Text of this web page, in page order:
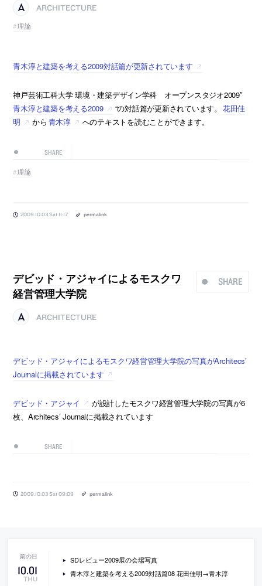
ARCHITECTURE
理論
青木淳と建築を考える2009対話篇が更新されています
神戸芸術工科大学 環境・建築デザイン学科 オープンスタジオ2009″
青木淳と建築を考える2009
“の対話篇が更新されています。 花田佳
明
から 青木淳 へのテキストを読むことができます。
SHARE
理論
2009.10.03 Sat 11:17 permalink
SHARE
デビッド・アジャイによるモスクワ
経営管理大学院
ARCHITECTURE
デビッド・アジャイによるモスクワ経営管理大学院の写真がArchitecs’
Journalに掲載されています
デビッド・アジャイ
が設計したモスクワ経営管理大学院の写真が6
枚、Architecs’ Journalに掲載されています
SHARE
2009.10.03 Sat 09:09 permalink
10.01
THU
SDレビュー2009展の会場写真
青木淳と建築を考える2009対話篇08 花田佳明→青木淳